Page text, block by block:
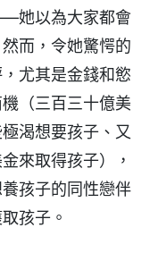
她以為大家都會
而，令她驚愕的
尤其是金錢和慾
（三百三十億美
渴想要孩子、又
來取得孩子），
孩子的同性戀伴
孩子。